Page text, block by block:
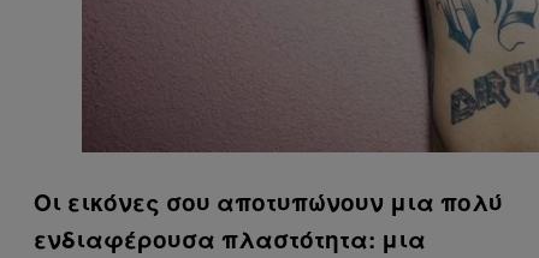
Οι εικόνες σου αποτυπώνουν μια πολύ
ενδιαφέρουσα πλαστότητα: μια